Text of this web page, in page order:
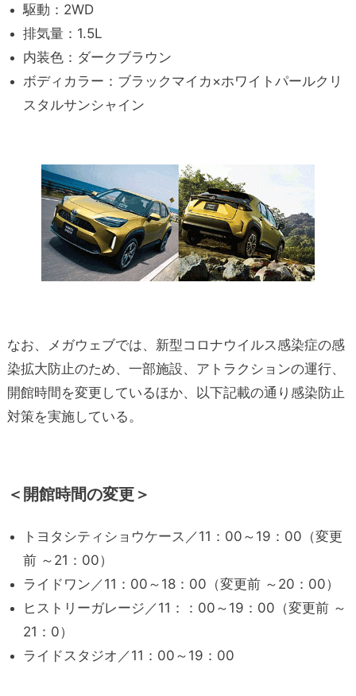
駆動：2WD
排気量：1.5L
内装色：ダークブラウン
ボディカラー：ブラックマイカ×ホワイトパールクリ
スタルサンシャイン
なお、メガウェブでは、新型コロナウイルス感染症の感
染拡大防止のため、一部施設、アトラクションの運行、
開館時間を変更しているほか、以下記載の通り感染防止
対策を実施している。
＜開館時間の変更＞
トヨタシティショウケース／11：00～19：00（変更
前 ～21：00）
ライドワン／11：00～18：00（変更前 ～20：00）
ヒストリーガレージ／11：：00～19：00（変更前 ～
21：0）
ライドスタジオ／11：00～19：00